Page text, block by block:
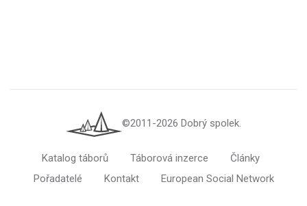
©2011-2026 Dobrý spolek.
Katalog táborů Táborová inzerce
Články
Pořadatelé
Kontakt European Social Network